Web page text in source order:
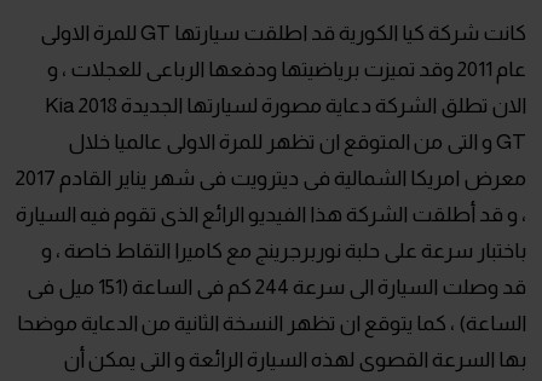
كانت شركة كيا الكورية قد اطلقت سيارتها GT للمرة الاولى
عام 2011 وقد تميزت برياضيتها ودفعها الرباعى للعجلات ، و
الان تطلق الشركة دعاية مصورة لسيارتها الجديدة 2018 Kia
GT و التى من المتوقع ان تظهر للمرة الاولى عالميا خلال
معرض امريكا الشمالية فى ديترويت فى شهر يناير القادم 2017
، و قد أطلقت الشركة هذا الفيديو الرائع الذى تقوم فيه السيارة
باختبار سرعة على حلبة نوربرجرينج مع كاميرا التقاط خاصة ، و
قد وصلت السيارة الى سرعة 244 كم فى الساعة (151 ميل فى
الساعة) ، كما يتوقع ان تظهر النسخة الثانية من الدعاية موضحا
بها السرعة القصوى لهذه السيارة الرائعة و التى يمكن أن